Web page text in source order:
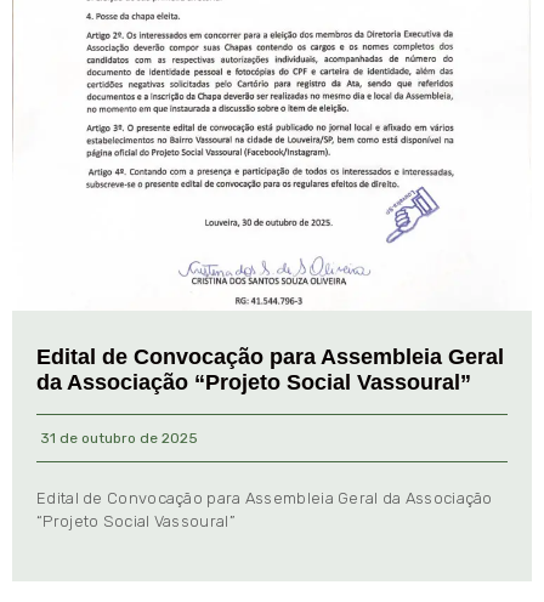
Edital de Convocação para Assembleia Geral
da Associação “Projeto Social Vassoural”
31 de outubro de 2025
Edital de Convocação para Assembleia Geral da Associação
“Projeto Social Vassoural”